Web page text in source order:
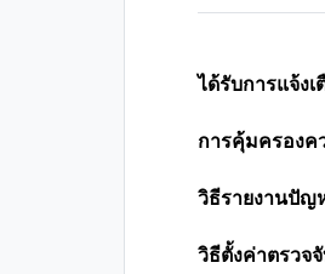
ได้รับการแจ้ง
การคุ้มครองค
วิธีรายงานปั
วิธีตั้งค่าตรวจ